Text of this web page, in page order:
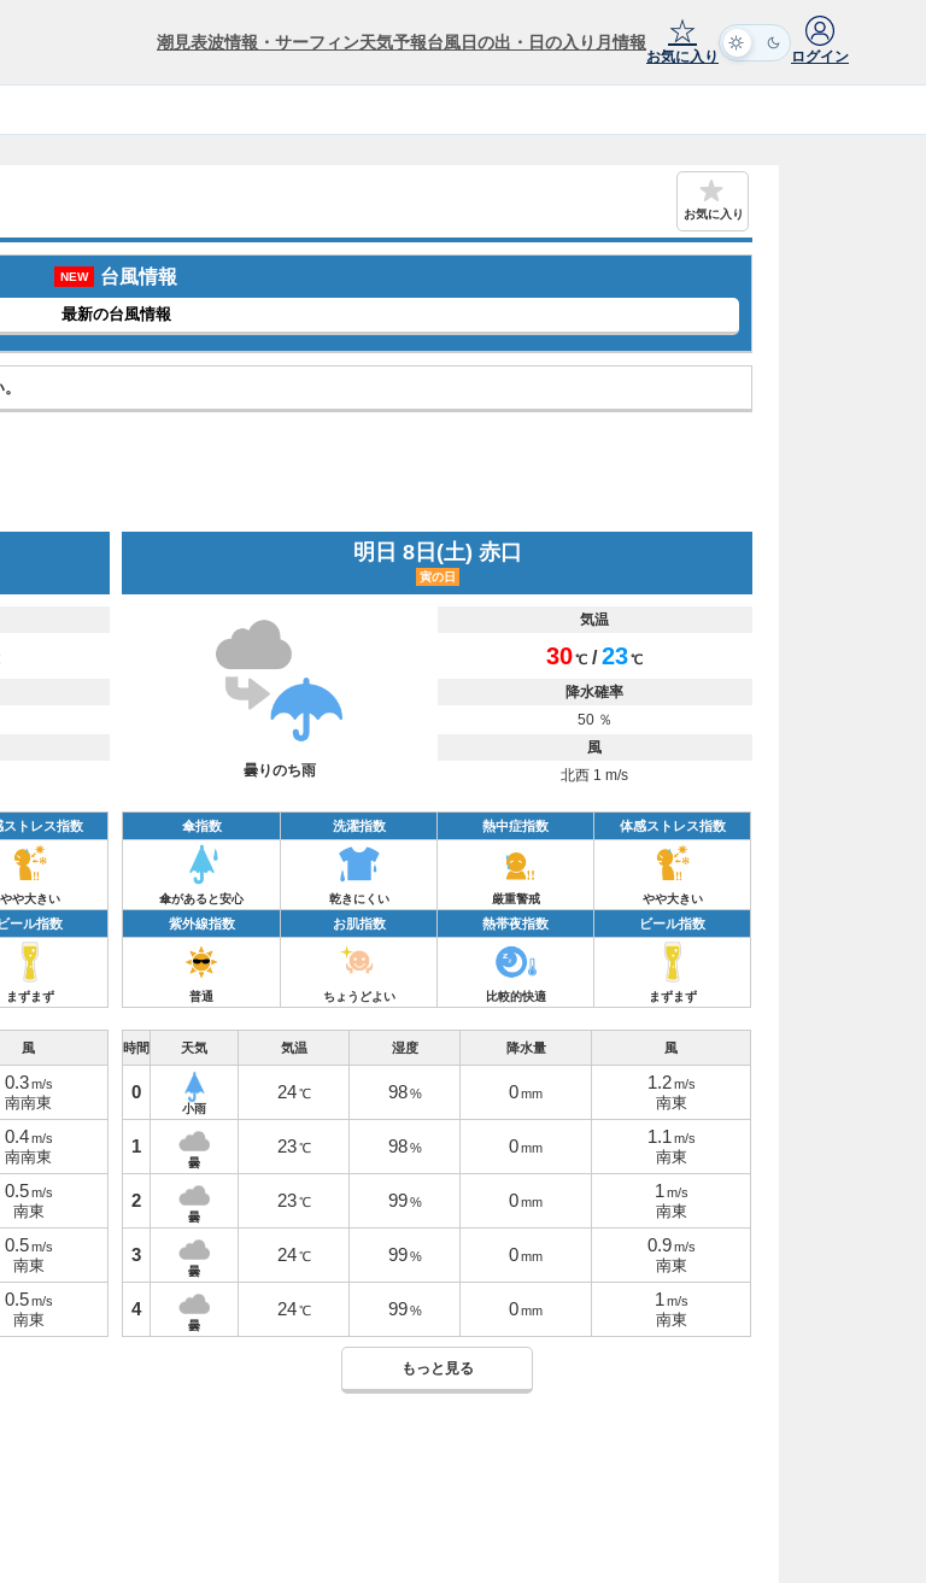
潮見表波情報・サーフィン天気予報台風日の出・日の入り 月情報 ☆
お気に入り ログイン
お気に入り
NEW 台風情報
最新の台風情報
ストレス指数
やや大きい
ビール指数
まずまず
風
0.3 m/s
南南東
0.4 m/s
南南東
0.5 m/s
南東
0.5 m/s
南東
0.5 m/s
南東
明日 8日(土) 赤口
寅の日
曇りのち雨
気温
30℃ /23℃
降水確率
50 ％
風
北西 1 m/s
傘指数 洗濯指数 熱中症指数 体感ストレス指数
傘があると安心 乾きにくい 厳重警戒 やや大きい
紫外線指数 お肌指数 熱帯夜指数 ビール指数
普通 ちょうどよい 比較的快適 まずまず
時間 天気 気温 湿度 降水量 風
0
小雨
24℃ 98% 0mm
1.2m/s
南東
1
曇
23℃ 98% 0mm
1.1 m/s
南東
2
曇
23℃ 99% 0mm
1 m/s
南東
3
曇
24℃ 99% 0mm
0.9m/s
南東
4
曇
24℃ 99% 0mm
1 m/s
南東
もっと見る